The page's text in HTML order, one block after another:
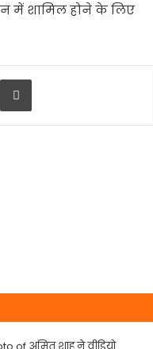
में शामिल होने के लिए
via Email Print